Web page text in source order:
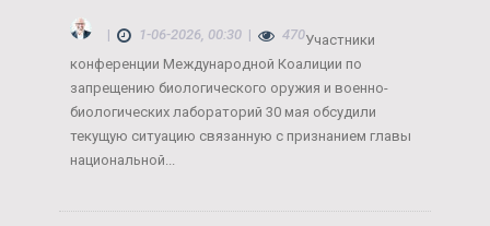
| 1-06-2026, 00:30 | 470Участники
конференции Международной Коалиции по
запрещению биологического оружия и военно-
биологических лабораторий 30 мая обсудили
текущую ситуацию связанную с признанием главы
национальной...